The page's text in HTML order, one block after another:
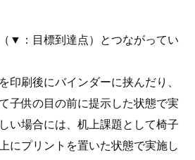
▼：目標到達点）とつながってい
刷後にバインダーに挟んだり、
子供の目の前に提示した状態で実
い場合には、机上課題として椅子
にプリントを置いた状態で実施し